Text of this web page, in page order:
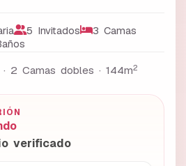
5 Invitados
3 Camas
2 Camas dobles · 144m2
verificado